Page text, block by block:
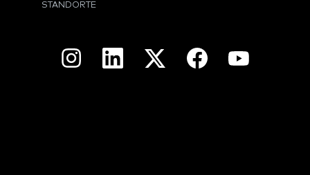
STANDORTE